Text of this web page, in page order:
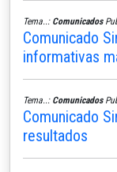
Tema..: Comunicados
Comunicado
informativas
Tema..: Comunicados
Comunicado
resultados